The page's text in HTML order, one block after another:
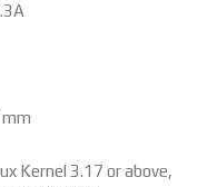
Kernel 3.17 or above,